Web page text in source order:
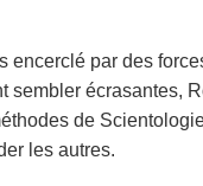
encerclé par des
sembler écrasantes,
de
les autres.